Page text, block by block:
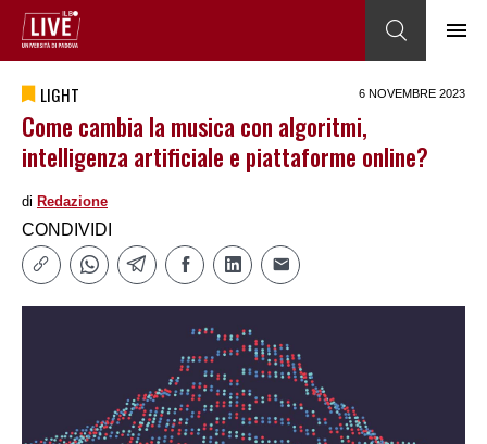
LIGHT 6 NOVEMBRE 2023
Come cambia la musica con algoritmi,
intelligenza artificiale e piattaforme online?
di Redazione
CONDIVIDI